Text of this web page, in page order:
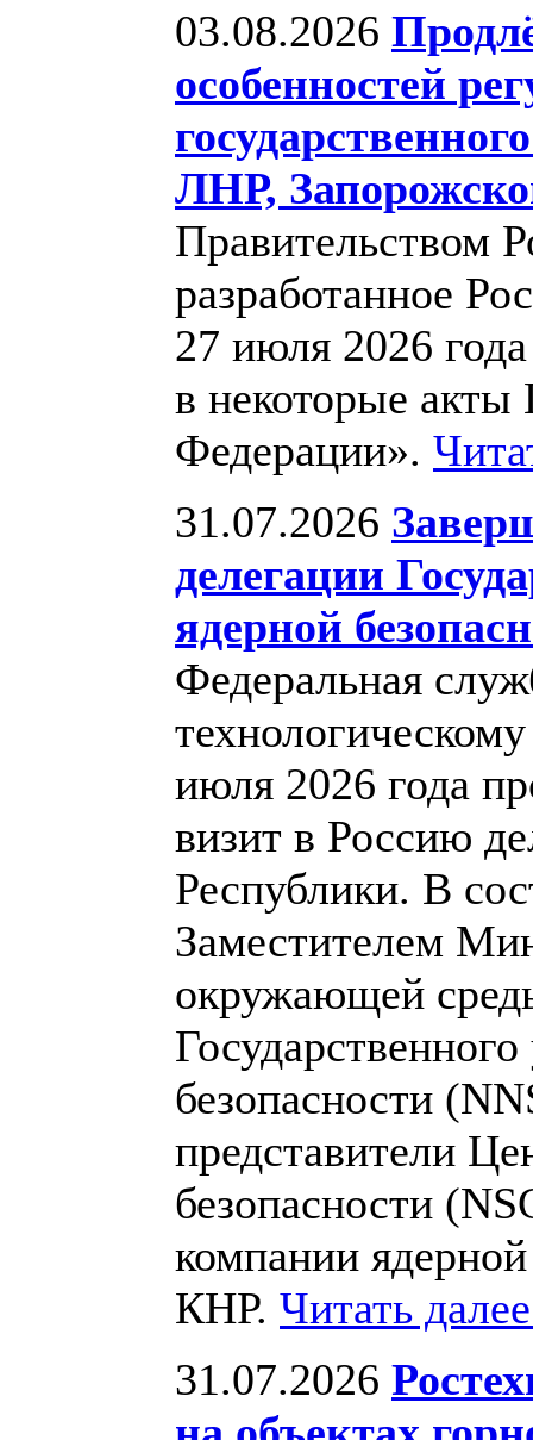
03.08.2026
особенностей
ЛНР,
Правительством
разработанное
27 июля 2026
в некоторые акты
Федерации».
31.07.2026
делегации
ядерной
Федеральная
июля 2026 года
визит в Россию
Республики. В
Заместителем
окружающей
безопасности
представители
безопасности
компании
КНР. Читать
31.07.2026